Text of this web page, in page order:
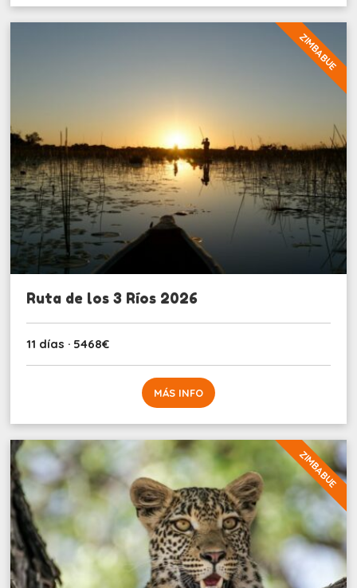
ZIMBABUE
Ruta de los 3 Ríos 2026
11 días · 5468€
MÁS INFO
ZIMBABUE